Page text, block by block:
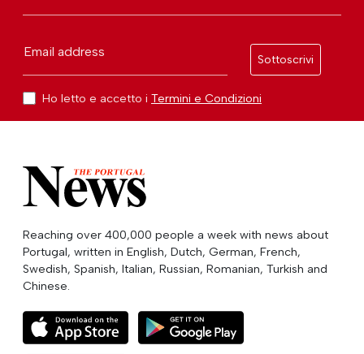
Email address
Sottoscrivi
Ho letto e accetto i Termini e Condizioni
Reaching over 400,000 people a week with news about
Portugal, written in English, Dutch, German, French,
Swedish, Spanish, Italian, Russian, Romanian, Turkish and
Chinese.